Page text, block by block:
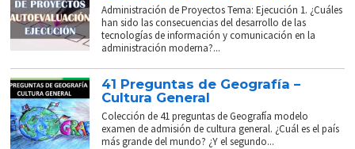
Administración de Proyectos Tema: Ejecución 1. ¿Cuáles
han sido las consecuencias del desarrollo de las
tecnologías de información y comunicación en la
administración moderna?...
41 Preguntas de Geografía –
Cultura General
Colección de 41 preguntas de Geografía modelo
examen de admisión de cultura general. ¿Cuál es el país
más grande del mundo? ¿Y el segundo...